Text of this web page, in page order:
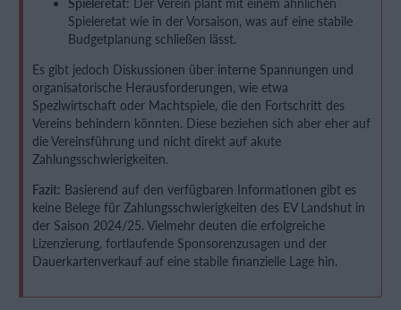
Spieleretat: Der Verein plant mit einem ähnlichen
Spieleretat wie in der Vorsaison, was auf eine stabile
Budgetplanung schließen lässt.
Es gibt jedoch Diskussionen über interne Spannungen und
organisatorische Herausforderungen, wie etwa
Spezlwirtschaft oder Machtspiele, die den Fortschritt des
Vereins behindern könnten. Diese beziehen sich aber eher auf
die Vereinsführung und nicht direkt auf akute
Zahlungsschwierigkeiten.
Fazit: Basierend auf den verfügbaren Informationen gibt es
keine Belege für Zahlungsschwierigkeiten des EV Landshut in
der Saison 2024/25. Vielmehr deuten die erfolgreiche
Lizenzierung, fortlaufende Sponsorenzusagen und der
Dauerkartenverkauf auf eine stabile finanzielle Lage hin.